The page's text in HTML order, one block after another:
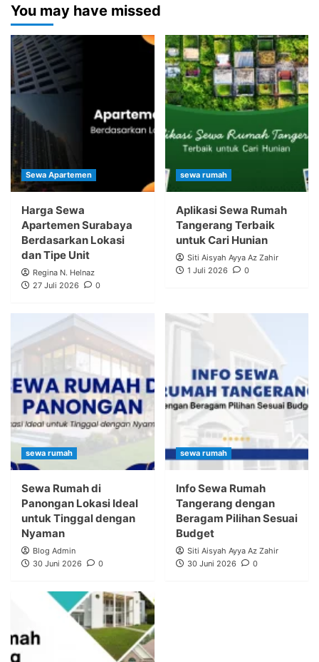
You may have missed
Sewa Apartemen
Harga Sewa
Apartemen Surabaya
Berdasarkan Lokasi
dan Tipe Unit
Regina N. Helnaz
27 Juli 2026
0
sewa rumah
Aplikasi Sewa Rumah
Tangerang Terbaik
untuk Cari Hunian
Siti Aisyah Ayya Az Zahir
1 Juli 2026
0
sewa rumah
Sewa Rumah di
Panongan Lokasi Ideal
untuk Tinggal dengan
Nyaman
Blog Admin
30 Juni 2026
0
sewa rumah
Info Sewa Rumah
Tangerang dengan
Beragam Pilihan Sesuai
Budget
Siti Aisyah Ayya Az Zahir
30 Juni 2026
0